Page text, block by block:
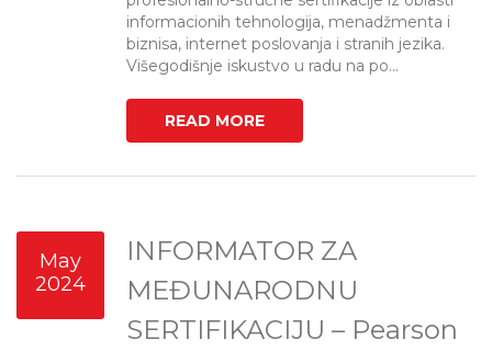
informacionih tehnologija, menadžmenta i
biznisa, internet poslovanja i stranih jezika.
Višegodišnje iskustvo u radu na po...
READ MORE
May
2024
INFORMATOR ZA
MEĐUNARODNU
SERTIFIKACIJU – Pearson